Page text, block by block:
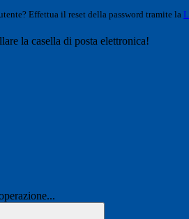
Effettua il reset della password tramite la
la casella di posta elettronica!